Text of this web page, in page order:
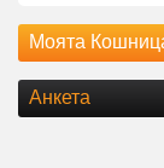
Моята
Анкета